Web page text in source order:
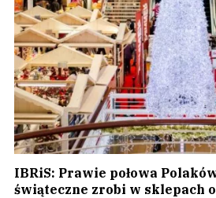
IBRiS: Prawie połowa
świąteczne zrobi w sklepach